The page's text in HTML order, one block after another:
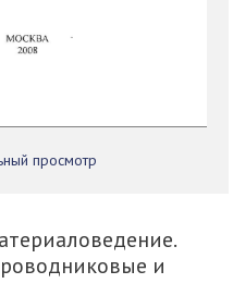
просмотр
и